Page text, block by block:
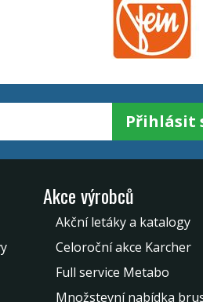
Přihlásit
Akce výrobců
Akční letáky a katalogy
Celoroční akce Karcher
Full service Metabo
Množstevní nabídka